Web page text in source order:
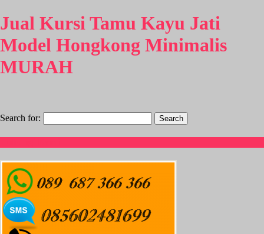
Jual Kursi Tamu Kayu Jati
Model Hongkong Minimalis
MURAH
Search for: